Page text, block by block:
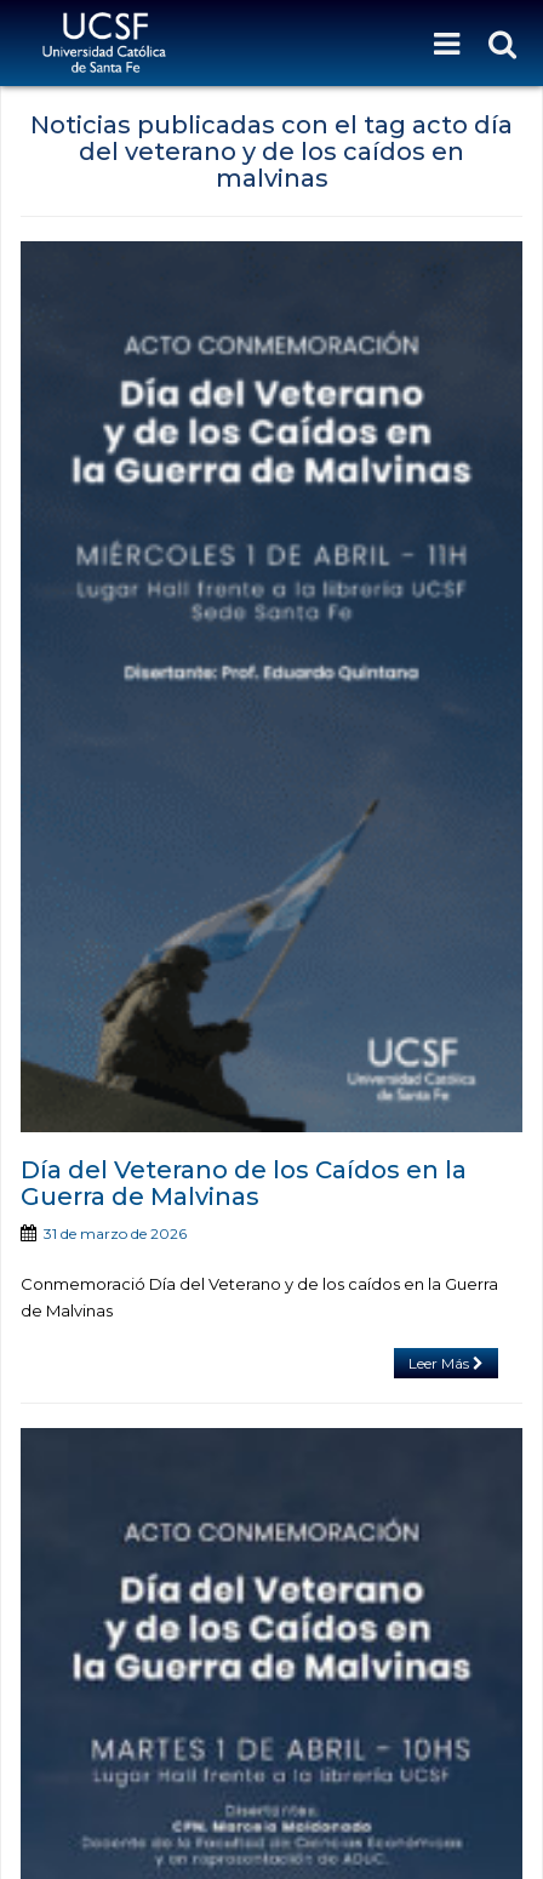
Noticias publicadas con el tag acto día
del veterano y de los caídos en
malvinas
Día del Veterano de los Caídos en la
Guerra de Malvinas
31 de marzo de 2026
Conmemoració Día del Veterano y de los caídos en la Guerra
de Malvinas
Leer Más